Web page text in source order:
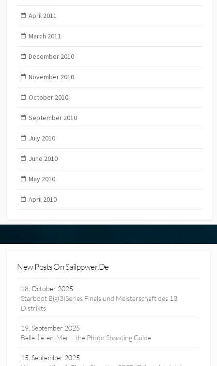
April 2011
March 2011
December 2010
November 2010
October 2010
September 2010
July 2010
June 2010
May 2010
April 2010
New Posts On Sailpower.de
18. October 2025
Starboot Big(3)Series Finals und Meisterschaft des 13.
Distrikts
19. September 2025
Belle-Île-en-Mer – the Photo Shooting Guide
15. September 2025